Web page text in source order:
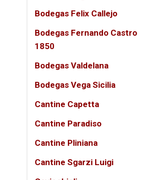
Bodegas Felix Callejo
Bodegas Fernando Castro
1850
Bodegas Valdelana
Bodegas Vega Sicilia
Cantine Capetta
Cantine Paradiso
Cantine Pliniana
Cantine Sgarzi Luigi
Blanc
Đậm Đà Và
Rượu Vang Trắng Chateau
Ngọt Ngào Tinh Tế Từ Vùng